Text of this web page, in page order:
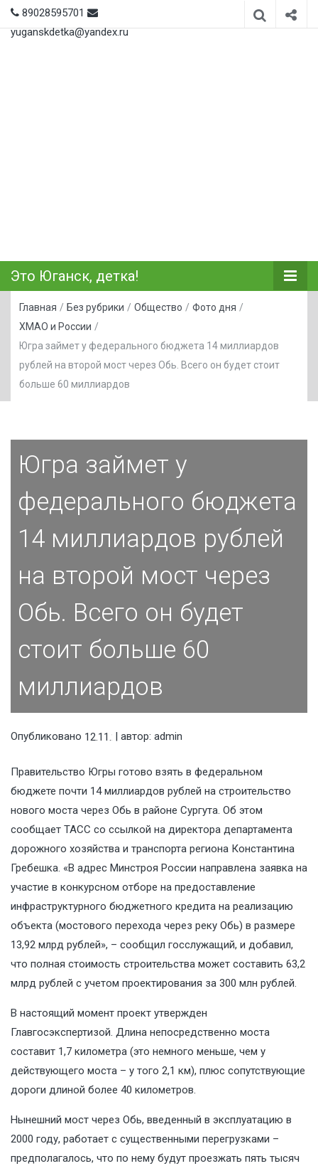
89028595701
yuganskdetka@yandex.ru
Это Юганск, детка!
Главная / Без рубрики / Общество / Фото дня /
ХМАО и России /
Югра займет у федерального бюджета 14 миллиардов
рублей на второй мост через Обь. Всего он будет стоит
больше 60 миллиардов
Югра займет у
федерального бюджета
14 миллиардов рублей
на второй мост через
Обь. Всего он будет
стоит больше 60
миллиардов
Опубликовано 12.11.2021| автор: admin
Правительство Югры готово взять в федеральном
бюджете почти 14 миллиардов рублей на строительство
нового моста через Обь в районе Сургута. Об этом
сообщает ТАСС со ссылкой на директора департамента
дорожного хозяйства и транспорта региона Константина
Гребешка. «В адрес Минстроя России направлена заявка на
участие в конкурсном отборе на предоставление
инфраструктурного бюджетного кредита на реализацию
объекта (мостового перехода через реку Обь) в размере
13,92 млрд рублей», – сообщил госслужащий, и добавил,
что полная стоимость строительства может составить 63,2
млрд рублей с учетом проектирования за 300 млн рублей.
В настоящий момент проект утвержден
Главгосэкспертизой. Длина непосредственно моста
составит 1,7 километра (это немного меньше, чем у
действующего моста – у того 2,1 км), плюс сопутствующие
дороги длиной более 40 километров.
Нынешний мост через Обь, введенный в эксплуатацию в
2000 году, работает с существенными перегрузками –
предполагалось, что по нему будут проезжать пять тысяч